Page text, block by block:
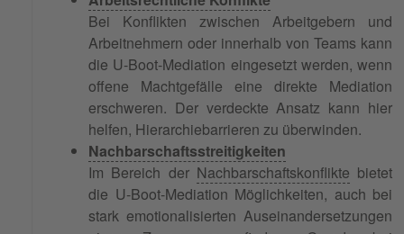
Bei Konflikten zwischen Arbeitgebern und
Arbeitnehmern oder innerhalb von Teams kann
die U-Boot-Mediation eingesetzt werden, wenn
offene Machtgefälle eine direkte Mediation
erschweren. Der verdeckte Ansatz kann hier
helfen, Hierarchiebarrieren zu überwinden.
Nachbarschaftsstreitigkeiten
Im Bereich der Nachbarschaftskonflikte bietet
die U-Boot-Mediation Möglichkeiten, auch bei
stark emotionalisierten Auseinandersetzungen